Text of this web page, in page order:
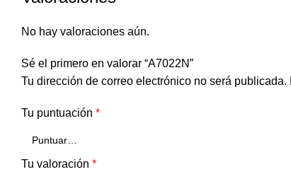
No hay valoraciones aún.
Sé el primero en valorar “A7022N”
Tu dirección de correo electrónico no será publicada.
Tu puntuación *
Tu valoración *